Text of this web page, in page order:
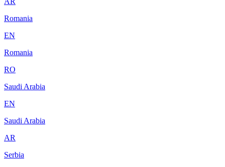
Romania
EN
Romania
RO
Saudi Arabia
EN
Saudi Arabia
AR
Serbia